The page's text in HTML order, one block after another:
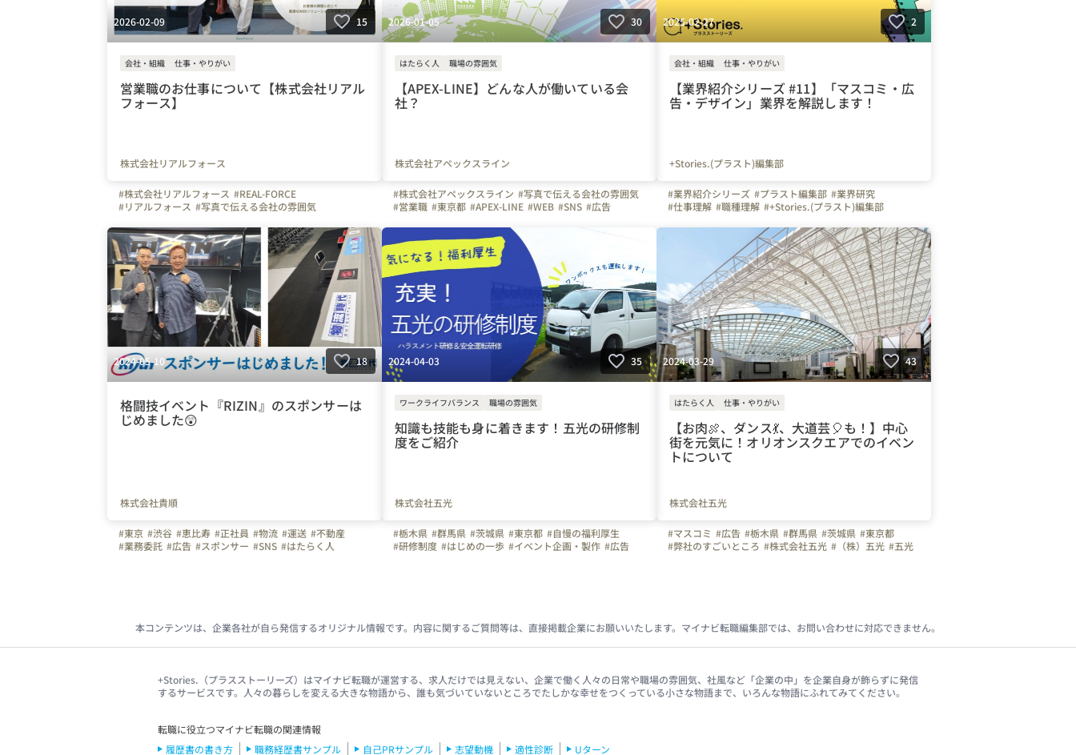
2026-02-09 15
会社・組織 仕事・やりがい
営業職のお仕事について【株式会社リアル
フォース】
株式会社リアルフォース
#株式会社リアルフォース #REAL-FORCE
#リアルフォース #写真で伝える会社の雰囲気
#SNSマーケティング #広告 #WEB広告 #営業
2026-01-05 30
はたらく人 職場の雰囲気
【APEX-LINE】どんな人が働いている会
社？
株式会社アペックスライン
#株式会社アペックスライン #写真で伝える会社の雰囲気
#営業職 #東京都 #APEX-LINE #WEB #SNS #広告
#上司や先輩のキャラクター #ビジョン
#社員紹介
#スキルアップ #キャリアアップ
2025-02-27 2
会社・組織 仕事・やりがい
【業界紹介シリーズ #11】「マスコミ・広
告・デザイン」業界を解説します！
+Stories.(プラスト)編集部
#業界紹介シリーズ #プラスト編集部 #業界研究
#仕事理解 #職種理解 #+Stories.(プラスト)編集部
2024-05-10 18
格闘技イベント『RIZIN』のスポンサーは
じめました😲
株式会社貴順
#東京 #渋谷 #恵比寿 #正社員 #物流 #運送 #不動産
#業務委託 #広告 #スポンサー #SNS #はたらく人
2024-04-03 35
ワークライフバランス 職場の雰囲気
知識も技能も身に着きます！五光の研修制
度をご紹介
株式会社五光
#栃木県 #群馬県 #茨城県 #東京都 #自慢の福利厚生
#研修制度 #はじめの一歩 #イベント企画・製作 #広告
2024-03-29 43
はたらく人 仕事・やりがい
【お肉🍖、ダンス💃、大道芸🎈も！】中心
街を元気に！オリオンスクエアでのイベン
トについて
株式会社五光
#マスコミ #広告 #栃木県 #群馬県 #茨城県 #東京都
#弊社のすごいところ #株式会社五光 #（株）五光 #五光
本コンテンツは、企業各社が自ら発信するオリジナル情報です。内容に関するご質問等は、直接掲載企業にお願いいたします。マイナビ転職編集部では、お問い合わせに対応できません。
+Stories.（プラスストーリーズ）はマイナビ転職が運営する、求人だけでは見えない、企業で働く人々の日常や職場の雰囲気、社風など「企業の中」を企業自身が飾らずに発信
するサービスです。人々の暮らしを変える大きな物語から、誰も気づいていないところでたしかな幸せをつくっている小さな物語まで、いろんな物語にふれてみてください。
転職に役立つマイナビ転職の関連情報
履歴書の書き方
職務経歴書サンプル 自己PRサンプル 志望動機 適性診断 Uターン